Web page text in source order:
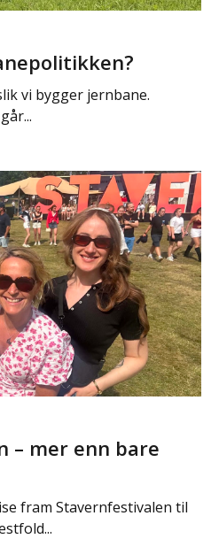
vi bygger jernbane.
– mer enn bare
fram Stavernfestivalen til